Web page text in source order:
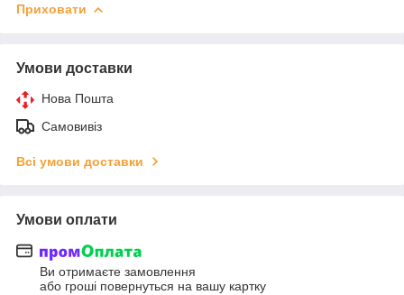
Приховати
Умови доставки
Нова Пошта
Самовивіз
Всі умови доставки
Умови оплати
Ви отримаєте замовлення
або гроші повернуться на вашу картку